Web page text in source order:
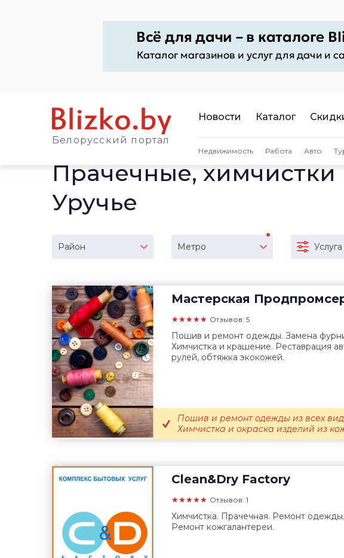
Белорусский портал
Новости Каталог
Недвижимость Работа Авто
Прачечные, химчистки
Уручье
Район Метро Услуга
Мастерская
★★★★★ Отзывов: 5
Пошив и ремонт одежды. Замена
Химчистка и крашение. Реставрация
рулей, обтяжка экокожей.
Пошив и ремонт одежды из всех
Химчистка и окраска изделий из
Clean&Dry Factory
★★★★★ Отзывов: 1
Химчистка. Прачечная. Ремонт
Ремонт кожгалантереи.